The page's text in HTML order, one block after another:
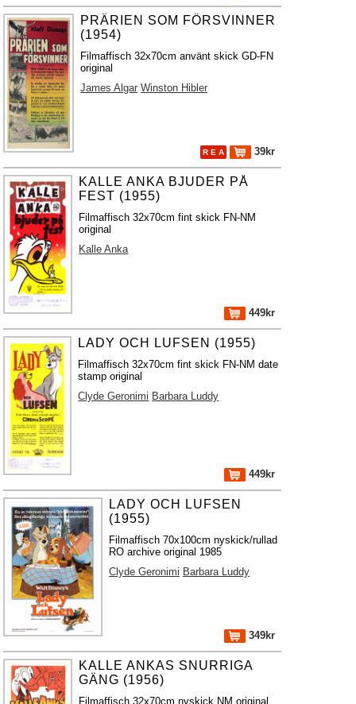
PRÄRIEN SOM FÖRSVINNER
(1954)
Filmaffisch 32x70cm använt skick GD-FN
original
James Algar Winston Hibler
R E A 39kr
KALLE ANKA BJUDER PÅ
FEST (1955)
Filmaffisch 32x70cm fint skick FN-NM
original
Kalle Anka
449kr
LADY OCH LUFSEN (1955)
Filmaffisch 32x70cm fint skick FN-NM date
stamp original
Clyde Geronimi Barbara Luddy
449kr
LADY OCH LUFSEN
(1955)
Filmaffisch 70x100cm nyskick/rullad
RO archive original 1985
Clyde Geronimi Barbara Luddy
349kr
KALLE ANKAS SNURRIGA
GÄNG (1956)
Filmaffisch 32x70cm nyskick NM original